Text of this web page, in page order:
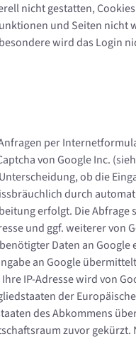
nicht gestatten,
und Seiten nicht
wird das Login
per
von Google Inc.
ob die
durch
erfolgt. Die Abfrage
und ggf. weiterer von
Daten an Google
an Google
IP-Adresse wird von
der
des Abkommens
zuvor gekürzt.